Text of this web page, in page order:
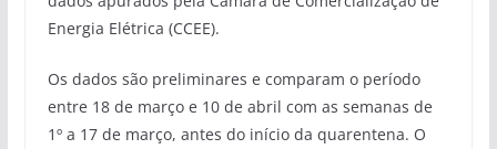
Energia Elétrica (CCEE).
Os dados são preliminares e comparam o período
entre 18 de março e 10 de abril com as semanas de
1º a 17 de março, antes do início da quarentena. O